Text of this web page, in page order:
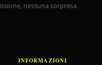
nessuna sorpresa.
INFORMAZIONI